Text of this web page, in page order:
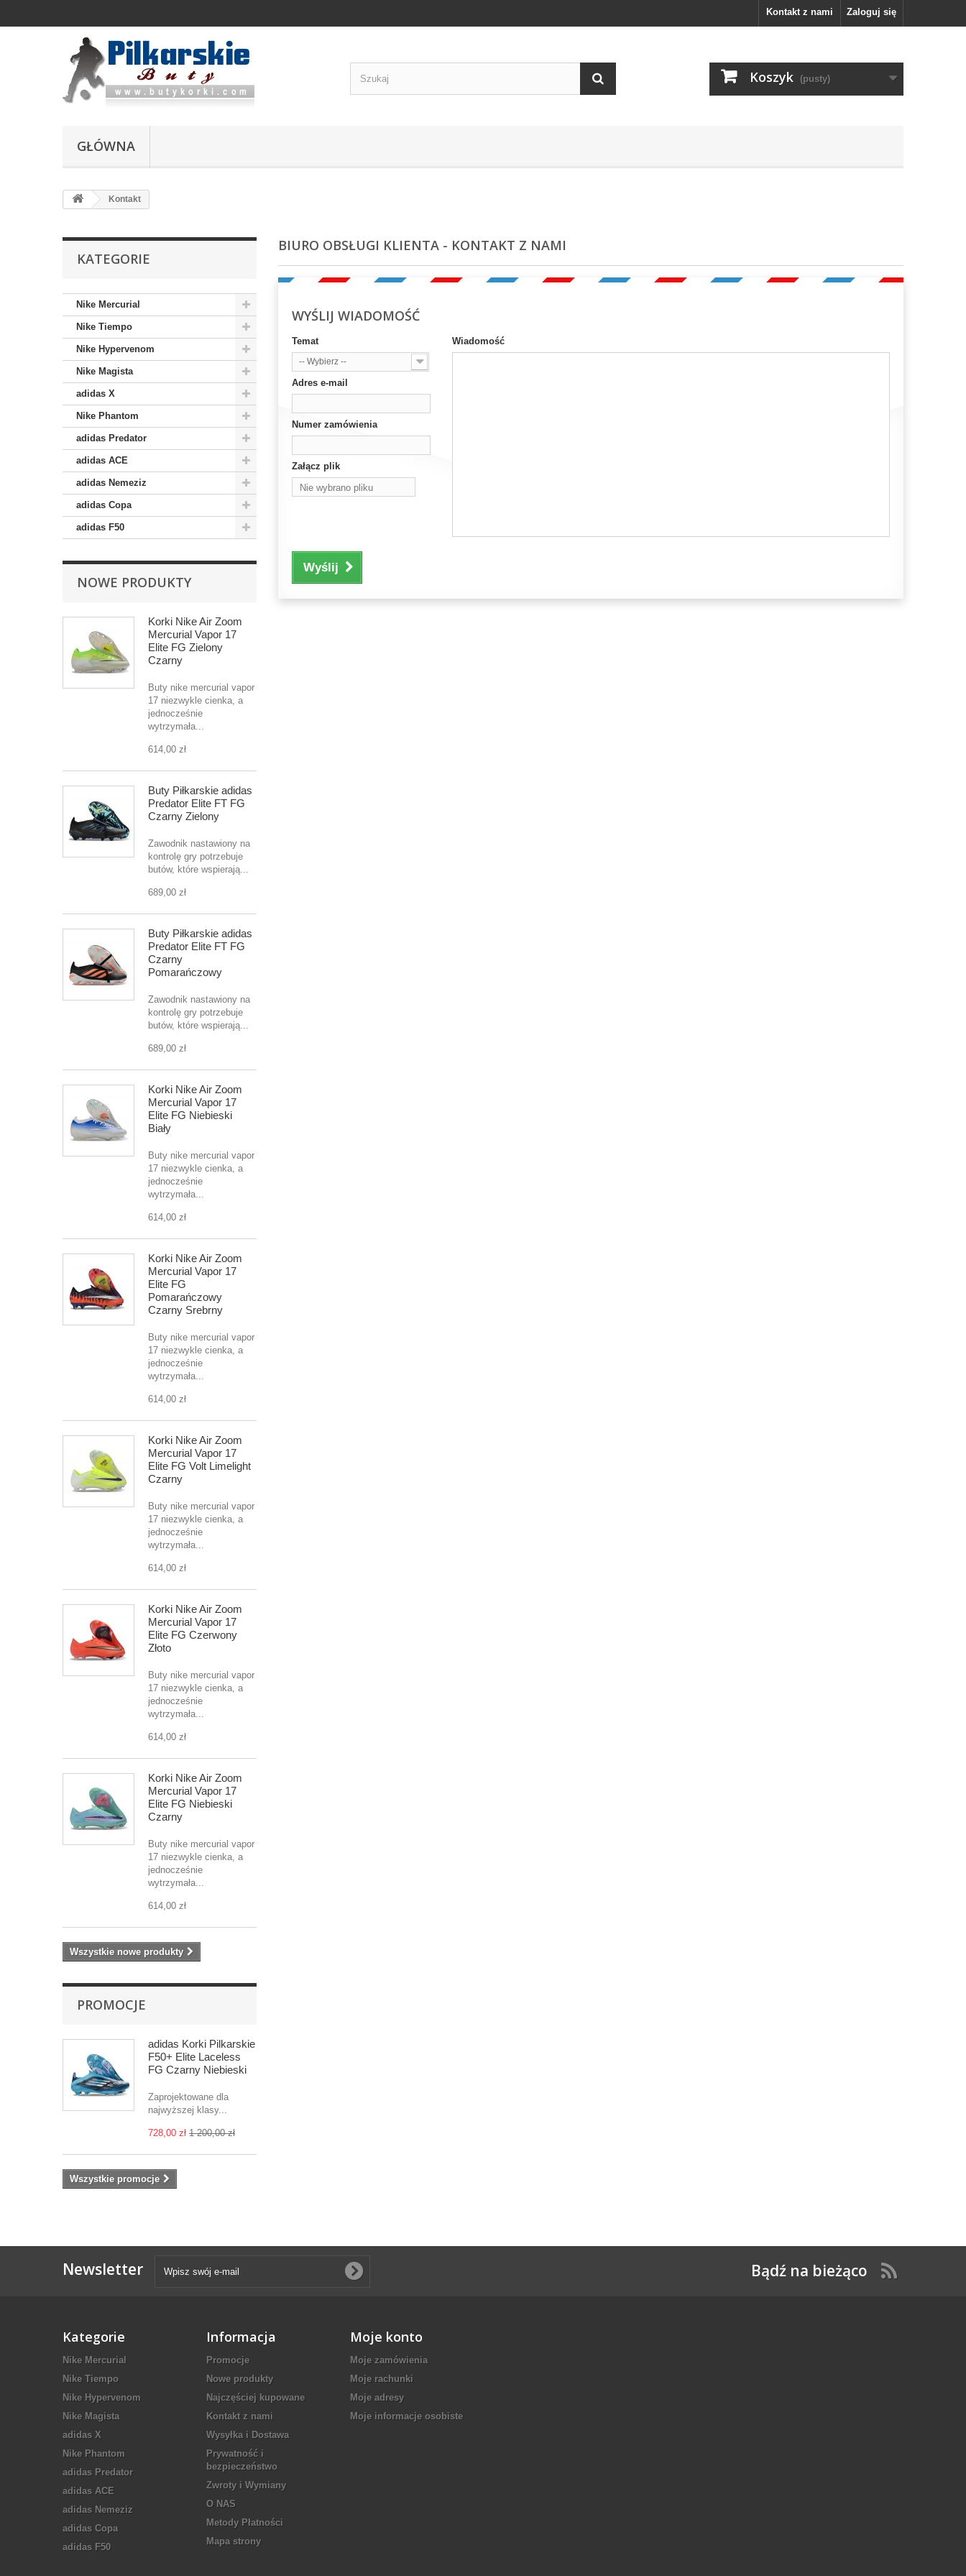
Zaloguj się
Kontakt z nami
Koszyk (pusty)
GŁÓWNA
Kontakt
KATEGORIE
Nike Mercurial
Nike Tiempo
Nike Hypervenom
Nike Magista
adidas X
Nike Phantom
adidas Predator
adidas ACE
adidas Nemeziz
adidas Copa
adidas F50
NOWE PRODUKTY
Korki Nike Air Zoom
Mercurial Vapor 17
Elite FG Zielony
Czarny
Buty nike mercurial vapor
17 niezwykle cienka, a
jednocześnie
wytrzymała...
614,00 zł
Buty Piłkarskie adidas
Predator Elite FT FG
Czarny Zielony
Zawodnik nastawiony na
kontrolę gry potrzebuje
butów, które wspierają...
689,00 zł
Buty Piłkarskie adidas
Predator Elite FT FG
Czarny
Pomarańczowy
Zawodnik nastawiony na
kontrolę gry potrzebuje
butów, które wspierają...
689,00 zł
Korki Nike Air Zoom
Mercurial Vapor 17
Elite FG Niebieski
Biały
Buty nike mercurial vapor
17 niezwykle cienka, a
jednocześnie
wytrzymała...
614,00 zł
Korki Nike Air Zoom
Mercurial Vapor 17
Elite FG
Pomarańczowy
Czarny Srebrny
Buty nike mercurial vapor
17 niezwykle cienka, a
jednocześnie
wytrzymała...
614,00 zł
Korki Nike Air Zoom
Mercurial Vapor 17
Elite FG Volt Limelight
Czarny
Buty nike mercurial vapor
17 niezwykle cienka, a
jednocześnie
wytrzymała...
614,00 zł
Korki Nike Air Zoom
Mercurial Vapor 17
Elite FG Czerwony
Złoto
Buty nike mercurial vapor
17 niezwykle cienka, a
jednocześnie
wytrzymała...
614,00 zł
Korki Nike Air Zoom
Mercurial Vapor 17
Elite FG Niebieski
Czarny
Buty nike mercurial vapor
17 niezwykle cienka, a
jednocześnie
wytrzymała...
614,00 zł
Wszystkie nowe produkty
PROMOCJE
adidas Korki Pilkarskie
F50+ Elite Laceless
FG Czarny Niebieski
Zaprojektowane dla
najwyższej klasy...
728,00 zł 1 200,00 zł
Wszystkie promocje
BIURO OBSŁUGI KLIENTA - KONTAKT Z NAMI
WYŚLIJ WIADOMOŚĆ
Temat
-- Wybierz --
Adres e-mail
Numer zamówienia
Załącz plik
Nie wybrano pliku
Wiadomość
Wyślij
Newsletter Bądź na bieżąco
Kategorie
Nike Mercurial
Nike Tiempo
Nike Hypervenom
Nike Magista
adidas X
Nike Phantom
adidas Predator
adidas ACE
adidas Nemeziz
adidas Copa
adidas F50
Informacja
Promocje
Nowe produkty
Najczęściej kupowane
Kontakt z nami
Wysyłka i Dostawa
Prywatność i
bezpieczeństwo
Zwroty i Wymiany
O NAS
Metody Płatności
Mapa strony
Moje konto
Moje zamówienia
Moje rachunki
Moje adresy
Moje informacje osobiste